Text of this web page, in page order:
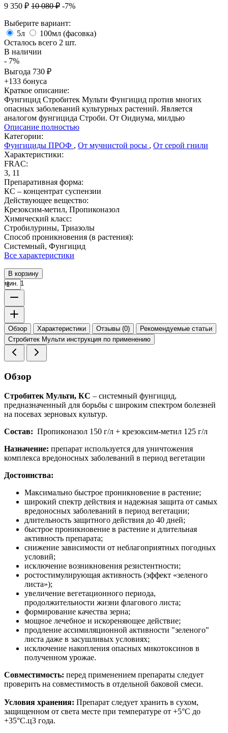
9 350 ₽ 10 080 ₽ -7%
Выберите вариант:
5л
100мл (фасовка)
Осталось всего 2 шт.
В наличии
- 7%
Выгода 730 ₽
+133 бонуса
Краткое описание:
Фунгицид Стробитек Мульти Фунгицид против многих
опасных заболеваний культурных растений. Является
аналогом фунгицида Строби. От Оидиума, милдью
Описание полностью
Категории:
Фунгициды ПРОФ , От мучнистой росы , От серой гнили
Характеристики:
FRAC:
3, 11
Препаративная форма:
КС – концентрат суспензии
Действующее вещество:
Крезоксим-метил, Пропиконазол
Химический класс:
Стробилурины, Триазолы
Способ проникновения (в растения):
Системный, Фунгицид
Все характеристики
В корзину
мин. 1
Обзор Характеристики Отзывы (0)
Рекомендуемые статьи
Стробитек Мульти инструкция по применению
Обзор
Стробитек Мульти, КС – системный фунгицид,
предназначенный для борьбы с широким спектром болезней
на посевах зерновых культур.
Состав: Пропиконазол 150 г/л + крезоксим-метил 125 г/л
Назначение: препарат используется для уничтожения
комплекса вредоносных заболеваний в период вегетации
Достоинства:
Максимально быстрое проникновение в растение;
широкий спектр действия и надежная защита от самых
вредоносных заболеваний в период вегетации;
длительность защитного действия до 40 дней;
быстрое проникновение в растение и длительная
активность препарата;
снижение зависимости от неблагоприятных погодных
условий;
исключение возникновения резистентности;
ростостимулирующая активность (эффект «зеленого
листа»);
увеличение вегетационного периода,
продолжительности жизни флагового листа;
формирование качества зерна;
мощное лечебное и искореняющее действие;
продление ассимиляционной активности "зеленого"
листа даже в засушливых условиях;
исключение накопления опасных микотоксинов в
полученном урожае.
Совместимость: перед применением препараты следует
проверить на совместимость в отдельной баковой смеси.
Условия хранения: Препарат следует хранить в сухом,
защищенном от света месте при температуре от +5°С до
+35°С.ц3 года.